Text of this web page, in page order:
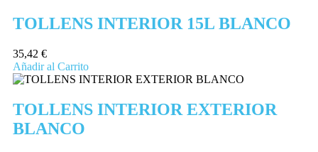
TOLLENS INTERIOR 15L BLANCO
35,42 €
Añadir al Carrito
TOLLENS INTERIOR EXTERIOR
BLANCO